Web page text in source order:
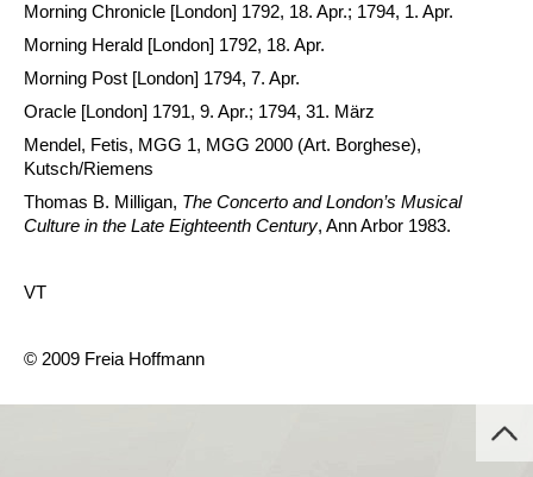
Morning Chronicle [London] 1792, 18. Apr.; 1794, 1. Apr.
Morning Herald [London] 1792, 18. Apr.
Morning Post [London] 1794, 7. Apr.
Oracle [London] 1791, 9. Apr.; 1794, 31. März
Mendel, Fetis, MGG 1, MGG 2000 (Art. Borghese),
Kutsch/Riemens
Thomas B. Milligan, The Concerto and London’s Musical
Culture in the Late Eighteenth Century, Ann Arbor 1983.
VT
© 2009 Freia Hoffmann